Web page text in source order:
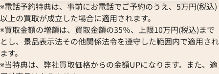
ルイ・ヴィトン エピ ダミエグラフィット
ダヌーブスリム ショルダーバッグ
M55100
参考買取価格
64,000円
ルイ・ヴィトン
トフォイユミュル
48,000円
※電話予約特典は、事前にお電話でご予約のうえ、5万円(税込)
以上の買取が成立した場合に適用されます。
※買取金額の増額は、買取金額の35％、上限10万円(税込)まで
とし、景品表示法その他関係法令を遵守した範囲内で適用され
ます。
※当特典は、弊社買取価格からの金額UPになります。また、適